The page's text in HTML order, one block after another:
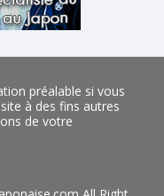
préalable si vous
à des fins autres
de votre